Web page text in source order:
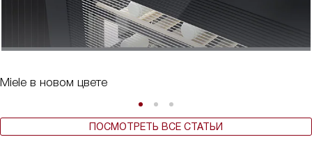
Miele в новом цвете
ПОСМОТРЕТЬ ВСЕ СТАТЬИ